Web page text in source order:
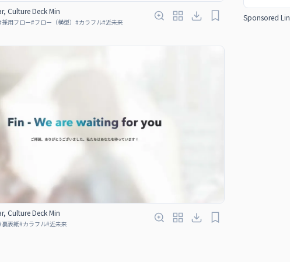
Culture Deck Min
採用フロー#フロー（横型） #カラフル#近未来 Sponsored
Culture Deck Min
裏表紙#カラフル#近未来